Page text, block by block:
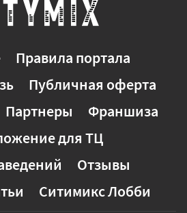
Правила портала
Публичная оферта
Партнеры
Франшиза
для ТЦ
Отзывы
Ситимикс Лобби